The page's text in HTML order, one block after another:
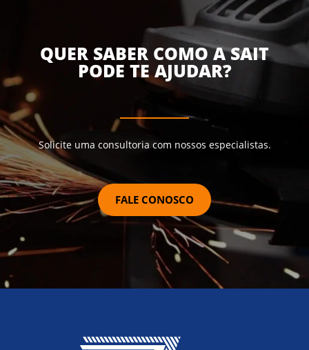
QUER SABER COMO A SAIT
PODE TE AJUDAR?
Solicite uma consultoria com nossos especialistas.
FALE CONOSCO